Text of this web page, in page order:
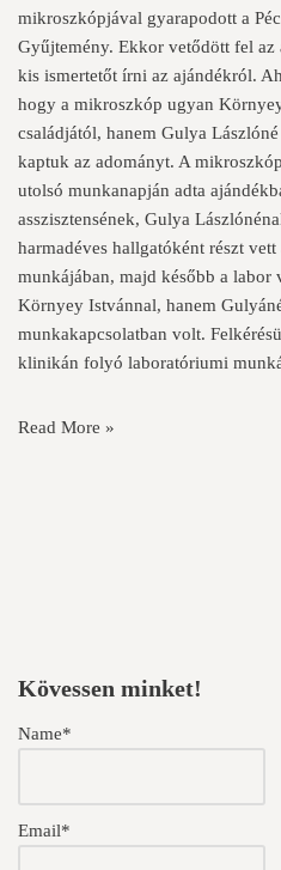
mikroszkópjával gyarapodott a
Gyűjtemény. Ekkor vetődött fel
kis ismertetőt írni az ajándékról.
hogy a mikroszkóp ugyan
családjától, hanem Gulya
kaptuk az adományt. A
utolsó munkanapján adta
asszisztensének, Gulya
harmadéves hallgatóként részt
munkájában, majd később a labor
Környey Istvánnal, hanem
munkakapcsolatban volt.
klinikán folyó laboratóriumi
Read More »
Kövessen minket!
Name*
Email*